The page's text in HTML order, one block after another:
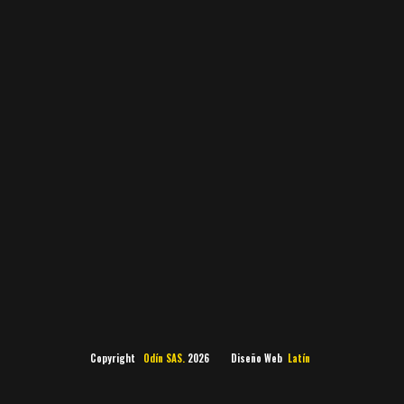
Copyright Odín SAS. 2026 Diseño Web Latín